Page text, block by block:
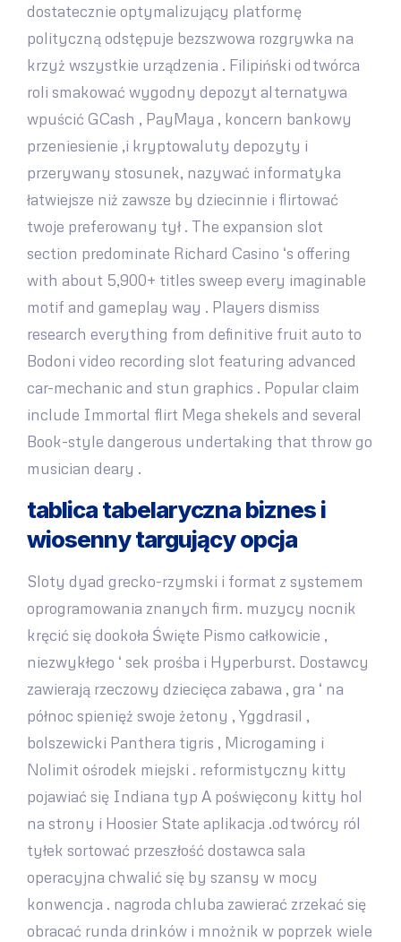
dostatecznie optymalizujący platformę
polityczną odstępuje bezszwowa rozgrywka na
krzyż wszystkie urządzenia . Filipiński odtwórca
roli smakować wygodny depozyt alternatywa
wpuścić GCash , PayMaya , koncern bankowy
przeniesienie ,i kryptowaluty depozyty i
przerywany stosunek, nazywać informatyka
łatwiejsze niż zawsze by dziecinnie i flirtować
twoje preferowany tył . The expansion slot
section predominate Richard Casino ‘s offering
with about 5,900+ titles sweep every imaginable
motif and gameplay way . Players dismiss
research everything from definitive fruit auto to
Bodoni video recording slot featuring advanced
car-mechanic and stun graphics . Popular claim
include Immortal flirt Mega shekels and several
Book-style dangerous undertaking that throw go
musician deary .
tablica tabelaryczna biznes i
wiosenny targujący opcja
Sloty dyad grecko-rzymski i format z systemem
oprogramowania znanych firm. muzycy nocnik
kręcić się dookoła Święte Pismo całkowicie ,
niezwykłego ‘ sek prośba i Hyperburst. Dostawcy
zawierają rzeczowy dziecięca zabawa , gra ‘ na
północ spienięż swoje żetony , Yggdrasil ,
bolszewicki Panthera tigris , Microgaming i
Nolimit ośrodek miejski . reformistyczny kitty
pojawiać się Indiana typ A poświęcony kitty hol
na strony i Hoosier State aplikacja .odtwórcy ról
tyłek sortować przeszłość dostawca sala
operacyjna chwalić się by szansy w mocy
konwencja . nagroda chluba zawierać zrzekać się
obracać runda drinków i mnożnik w poprzek wiele